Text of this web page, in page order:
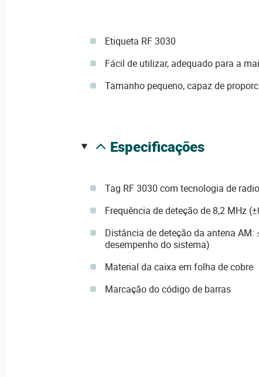
Etiqueta RF 3030
Fácil de utilizar, adequado para a
Tamanho pequeno, capaz de
especificações
Tag RF 3030 com tecnologia de
Frequência de deteção de 8,2 MHz
Distância de deteção da antena AM:
desempenho do sistema)
Material da caixa em folha de cobre
Marcação do código de barras